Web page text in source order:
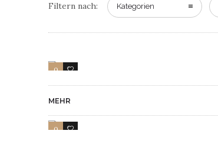
Filtern nach: Kategorien
0 3
MEHR
0 3